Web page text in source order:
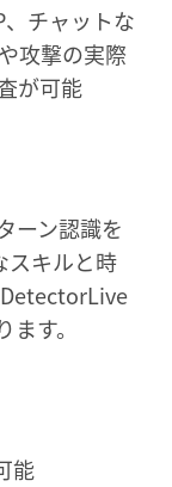
、チャットな
攻撃の実際
が可能
ーン認識を
スキルと時
す。
能